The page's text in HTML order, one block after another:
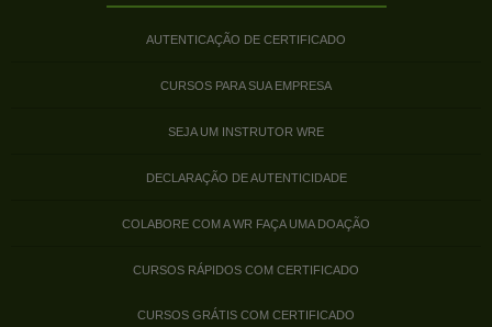
AUTENTICAÇÃO DE CERTIFICADO
CURSOS PARA SUA EMPRESA
SEJA UM INSTRUTOR WRE
DECLARAÇÃO DE AUTENTICIDADE
COLABORE COM A WR FAÇA UMA DOAÇÃO
CURSOS RÁPIDOS COM CERTIFICADO
CURSOS GRÁTIS COM CERTIFICADO